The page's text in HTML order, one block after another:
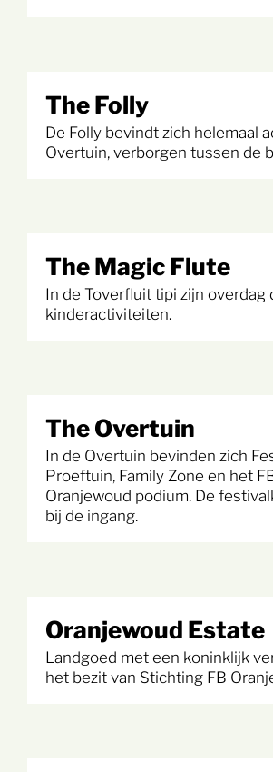
The Folly
De Folly bevindt zich helemaal
Overtuin, verborgen tussen de
The Magic Flute
In de Toverfluit tipi zijn overdag
kinderactiviteiten.
The Overtuin
In de Overtuin bevinden zich
Proeftuin, Family Zone en het
Oranjewoud podium. De
bij de ingang.
Oranjewoud Estate
Landgoed met een koninklijk
het bezit van Stichting FB